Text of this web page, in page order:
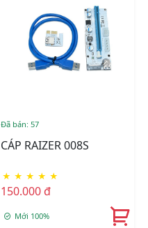
Đã bán: 57
CÁP RAIZER 008S
★ ★ ★ ★ ★
150.000 đ
Mới 100%